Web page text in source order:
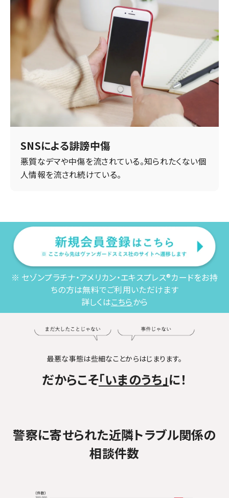
SNSによる誹謗中傷
悪質なデマや中傷を流されている。知られたくない個
人情報を流され続けている。
※ セゾンプラチナ・アメリカン・エキスプレス®カードをお持
ちの方は無料でご利用いただけます
詳しくはこちらから
最悪な事態は些細なことからはじまります。
だからこそ「いまのうち」に！
警察に寄せられた近隣トラブル関係の
相談件数